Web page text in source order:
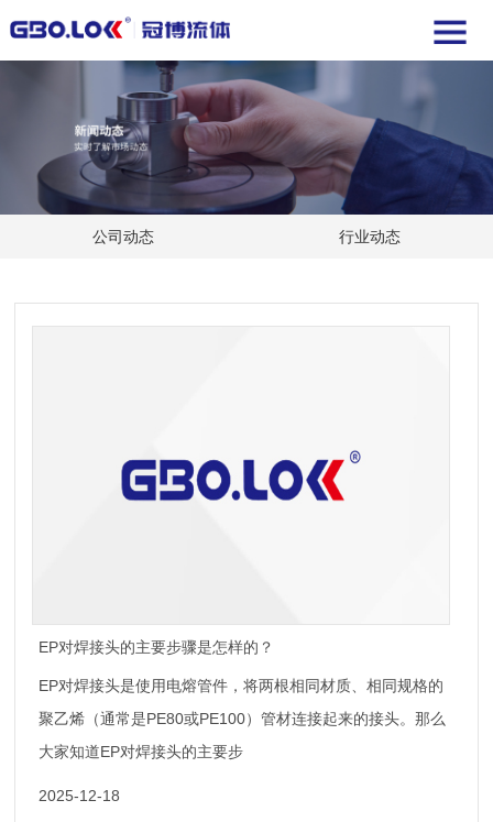
公司动态 行业动态
EP对焊接头的主要步骤是怎样的？
EP对焊接头是使用电熔管件，将两根相同材质、相同规格的
聚乙烯（通常是PE80或PE100）管材连接起来的接头。那么
大家知道EP对焊接头的主要步
2025-12-18